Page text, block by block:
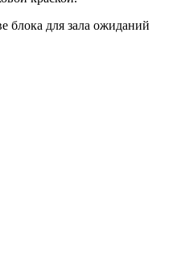
блока для зала ожиданий